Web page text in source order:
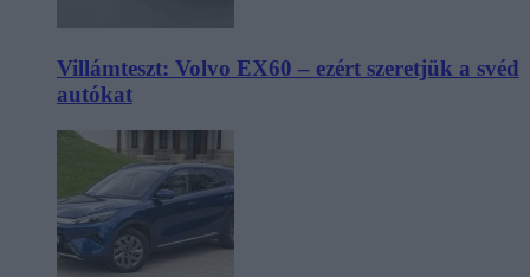
Villámteszt: Volvo EX60 – ezért szeretjük a svéd
autókat